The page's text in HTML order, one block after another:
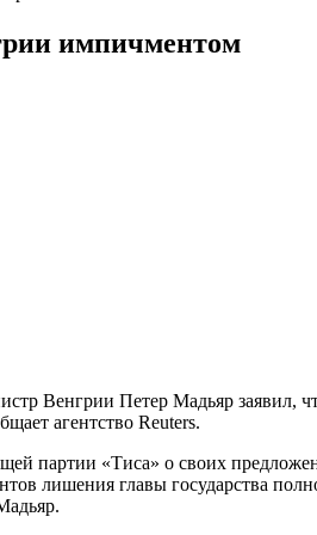
импичментом
Венгрии Петер Мадьяр заявил,
агентство Reuters.
партии «Тиса» о своих
лишения главы государства